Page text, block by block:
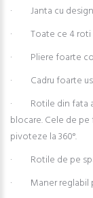
· Janta cu
· Toate ce 4 roti
· Pliere foarte
· Cadru foarte
· Rotile din fata
blocare. Cele de
pivoteze la 360°.
· Rotile de pe
· Maner reglabil